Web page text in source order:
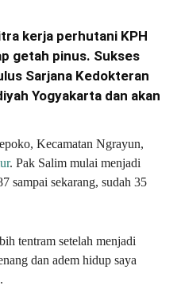
kerja perhutani KPH
getah pinus. Sukses
Sarjana Kedokteran
Yogyakarta dan akan
Kecamatan Ngrayun,
. Pak Salim mulai menjadi
sampai sekarang, sudah 35
tentram setelah menjadi
dan adem hidup saya